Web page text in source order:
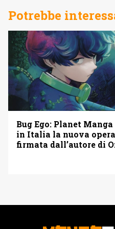
Potrebbe
Bug Ego: Planet
in Italia la nuova opera
firmata dall’autore di